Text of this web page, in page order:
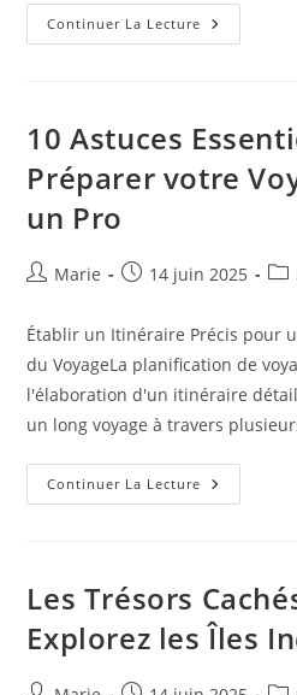
Continuer La Lecture Guide
Des
Le
Du
Globe-
10 Astuces
Préparer votre
un Pro
Auteur/autrice
la
publication :
Marie
Publication
14 juin 2025
Établir un Itinéraire Précis pour
du VoyageLa planification de
l'élaboration d'un itinéraire
un long voyage à travers
Continuer La Lecture 10
Astuces
Voyage
Comme
Un
Pro
Les Trésors
Explorez les Îles